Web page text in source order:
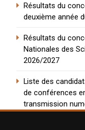
Résultats du
deuxième année
Résultats du
Nationales des
2026/2027
Liste des
de conférences
transmission